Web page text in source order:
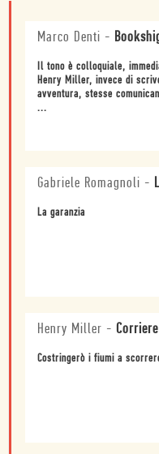
Marco Denti -
Il tono è colloquiale,
Henry Miller, invece di
avventura, stesse
...
Gabriele Romagnoli -
La garanzia
Henry Miller -
Costringerò i fiumi a